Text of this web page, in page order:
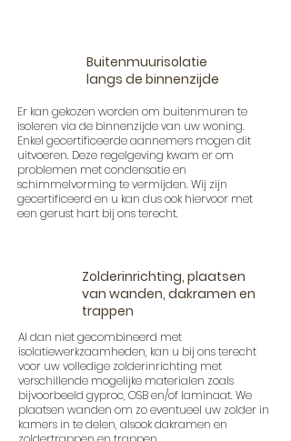
Buitenmuurisolatie
langs de binnenzijde
Er kan gekozen worden om buitenmuren te
isoleren via de binnenzijde van uw woning.
Enkel gecertificeerde aannemers mogen dit
uitvoeren. Deze regelgeving kwam er om
problemen met condensatie en
schimmelvorming te vermijden. Wij zijn
gecertificeerd en u kan dus ook hiervoor met
een gerust hart bij ons terecht.
Zolderinrichting, plaatsen
van wanden, dakramen en
trappen
Al dan niet gecombineerd met
isolatiewerkzaamheden, kan u bij ons terecht
voor uw volledige zolderinrichting met
verschillende mogelijke materialen zoals
bijvoorbeeld gyproc, OSB en/of laminaat. We
plaatsen wanden om zo eventueel uw zolder in
kamers in te delen, alsook dakramen en